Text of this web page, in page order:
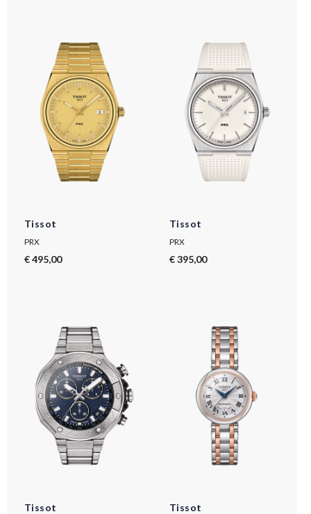
Tissot
PRX
€ 495,00
Tissot
PRX
€ 395,00
Tissot Tissot